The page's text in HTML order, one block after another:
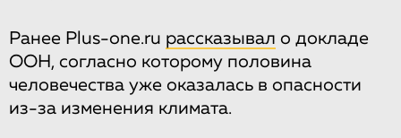
Ранее Plus-one.ru рассказывал о докладе
ООН, согласно которому половина
человечества уже оказалась в опасности
из-за изменения климата.